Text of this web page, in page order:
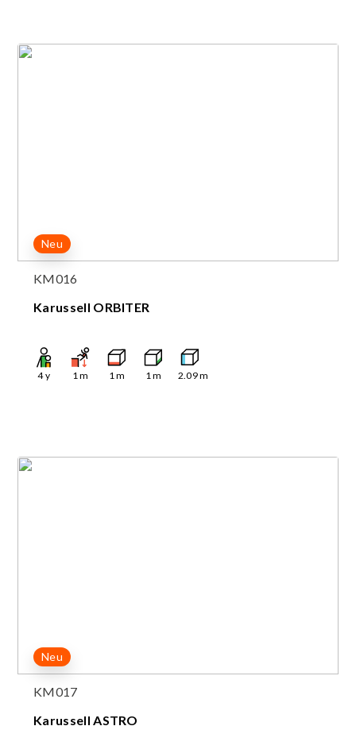
Neu
KM016
Karussell ORBITER
4y 1m 1m 1m 2.09m
Neu
KM017
Karussell ASTRO